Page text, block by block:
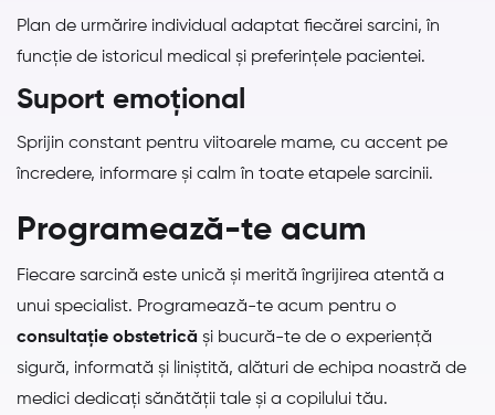
Plan de urmărire individual adaptat fiecărei sarcini, în
funcție de istoricul medical și preferințele pacientei.
Suport emoțional
Sprijin constant pentru viitoarele mame, cu accent pe
încredere, informare și calm în toate etapele sarcinii.
Programează-te acum
Fiecare sarcină este unică și merită îngrijirea atentă a
unui specialist. Programează-te acum pentru o
consultație obstetrică și bucură-te de o experiență
sigură, informată și liniștită, alături de echipa noastră de
medici dedicați sănătății tale și a copilului tău.